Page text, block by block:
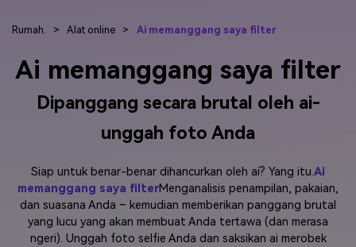
AI Video
AI Gambar
AI Audio
Model AI yang Didukung
Produk AI
Asisten Video AI
Editor Video AI
Editor Gambar AI
Editor Audio AI
Find More Solutions >>
Efek AI
Efek Video
Efek Foto
Sumber Daya
Panduan Pengguna Apa yang Baru
Veo3 TOP
Rumah. > Alat online > Ai memanggang saya filter
Ai memanggang saya filter
Dipanggang secara brutal oleh ai-
unggah foto Anda
Siap untuk benar-benar dihancurkan oleh ai? Yang itu.Ai
memanggang saya filterMenganalisis penampilan, pakaian,
dan suasana Anda – kemudian memberikan panggang brutal
yang lucu yang akan membuat Anda tertawa (dan merasa
ngeri). Unggah foto selfie Anda dan saksikan ai merobek